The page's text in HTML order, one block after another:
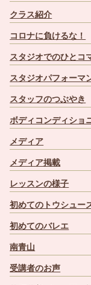
クラス紹介
コロナに負けるな！
スタジオでのひとコ
スタジオパフォーマ
スタッフのつぶやき
ボディコンディショ
メディア
メディア掲載
レッスンの様子
初めてのトウシュー
初めてのバレエ
南青山
受講者のお声